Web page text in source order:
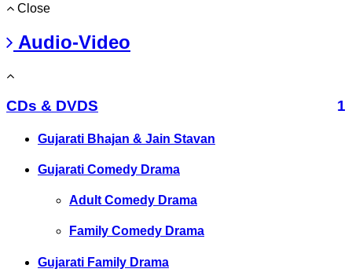
Close
Audio-Video
CDs & DVDS 1
Gujarati Bhajan & Jain Stavan
Gujarati Comedy Drama
Adult Comedy Drama
Family Comedy Drama
Gujarati Family Drama